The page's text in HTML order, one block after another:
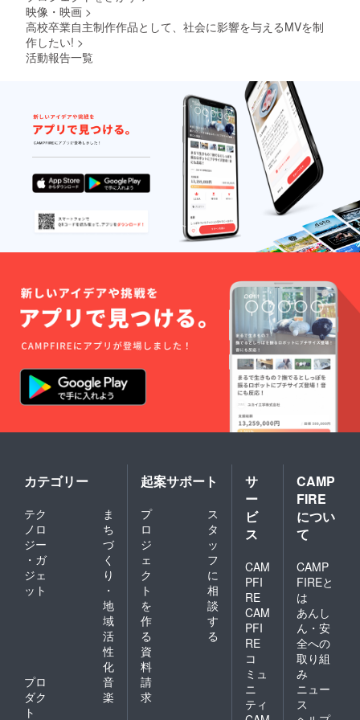
CDをお
送りし
のお手
伝いを
いたし
ます
（１回
のみ、
法にあ
たるも
のは不
可。）
・動画
撮影、
編集を
しま
希望の
カテゴ
リに対
応しま
す！
宣伝用
でも、
個人PR
用でも
回のみ
有効。
法に当
のは不
可。）
映像・映画 >
高校卒業自主制作作品として、社会に影響を与えるMVを制
作したい! >
活動報告一覧
カテゴリー
テク
ノロ
ジー
・ガ
ジェ
ット
ま
ち
づ
く
り
・
地
域
活
性
化
プロ
ダク
ト
音
楽
起案サポート
プ
ロ
ジ
ェ
ク
ト
を
作
る
ス
タ
ッ
フ
に
相
談
す
る
資
料
請
求
サ
ー
ビ
ス
CAM
PFI
RE
CAM
PFI
RE
コ
ミュ
ニ
ティ
CAMP
FIRE
につい
て
CAMP
FIREと
は
あんし
ん・安
全への
取り組
み
ニュー
ス